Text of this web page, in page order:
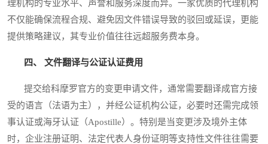
理机构的专业水平、声誉和服务深度而异。一家优质的代理机构
不仅能确保流程合规、避免因文件错误导致的驳回或延误，更能
提供策略建议，其专业价值往往远超服务费本身。
四、 文件翻译与公证认证费用
提交给科摩罗官方的变更申请文件，通常需要翻译成官方接
受的语言（法语为主），并经公证机构公证，必要时还需完成领
事认证或海牙认证（Apostille）。特别是当变更涉及境外主体
时，企业注册证明、法定代表人身份证明等支持性文件往往需要